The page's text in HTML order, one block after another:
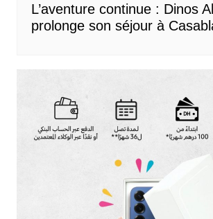
L’aventure continue : Dinos
prolonge son séjour à